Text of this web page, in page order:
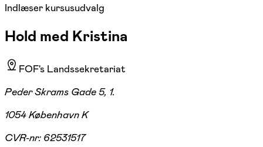
Indlæser kursusudvalg
Hold med Kristina
FOF's Landssekretariat
Peder Skrams Gade 5, 1.
1054 København K
CVR-nr: 62531517